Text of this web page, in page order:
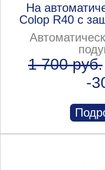
На
Colop R40 с
1 700 руб.
-